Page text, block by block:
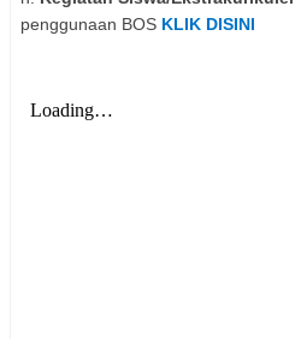
penggunaan BOS KLIK DISINI